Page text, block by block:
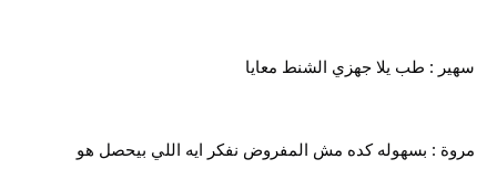
سهير : طب يلا جهزي الشنط معايا
مروة : بسهوله كده مش المفروض نفكر ايه اللي بيحصل هو